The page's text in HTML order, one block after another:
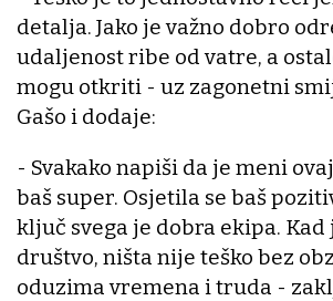
detalja. Jako je važno dobro
udaljenost ribe od vatre, a
mogu otkriti - uz zagonetni
Gašo i dodaje:
- Svakako napiši da je meni
baš super. Osjetila se baš
ključ svega je dobra ekipa. Kad
društvo, ništa nije teško bez
oduzima vremena i truda -